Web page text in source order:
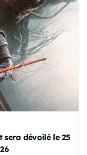
sera dévoilé le 25